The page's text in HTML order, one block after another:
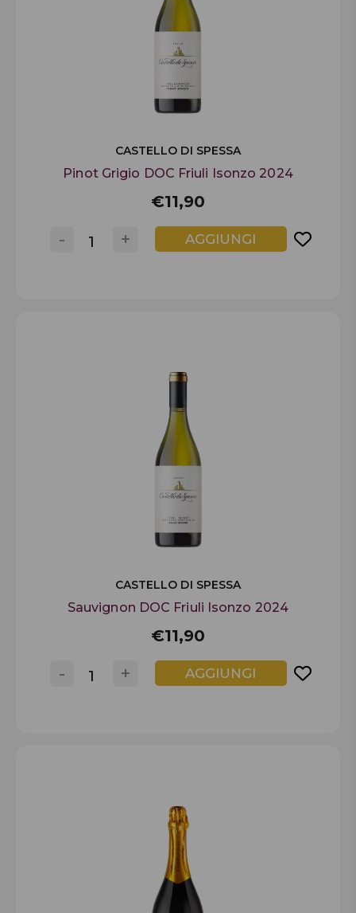
CASTELLO DI SPESSA
Pinot Grigio DOC Friuli Isonzo 2024
€11,90
+
- AGGIUNGI
CASTELLO DI SPESSA
Sauvignon DOC Friuli Isonzo 2024
€11,90
+
- AGGIUNGI